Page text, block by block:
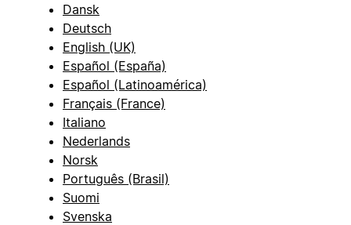
Dansk
Deutsch
English (UK)
Español (España)
Español (Latinoamérica)
Français (France)
Italiano
Nederlands
Norsk
Português (Brasil)
Suomi
Svenska